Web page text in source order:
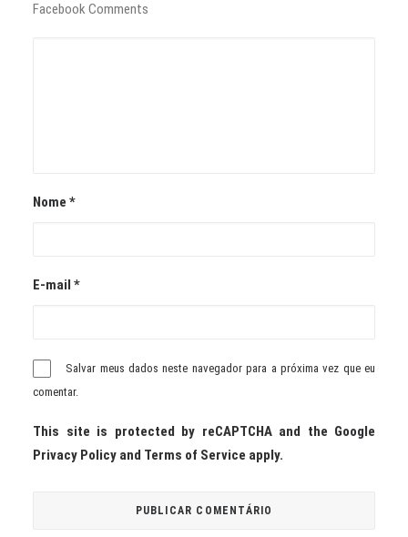
Facebook Comments
Nome *
E-mail *
Salvar meus dados neste navegador para a próxima vez que eu
comentar.
This site is protected by reCAPTCHA and the Google
Privacy Policy and Terms of Service apply.